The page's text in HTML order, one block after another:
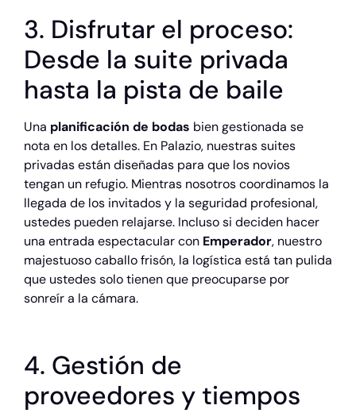
3. Disfrutar el proceso:
Desde la suite privada
hasta la pista de baile
Una planificación de bodas bien gestionada se
nota en los detalles. En Palazio, nuestras suites
privadas están diseñadas para que los novios
tengan un refugio. Mientras nosotros coordinamos la
llegada de los invitados y la seguridad profesional,
ustedes pueden relajarse. Incluso si deciden hacer
una entrada espectacular con Emperador, nuestro
majestuoso caballo frisón, la logística está tan pulida
que ustedes solo tienen que preocuparse por
sonreír a la cámara.
4. Gestión de
proveedores y tiempos